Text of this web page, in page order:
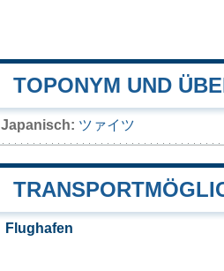
TOPONYM UND
Japanisch: ツァイツ
Flughafen